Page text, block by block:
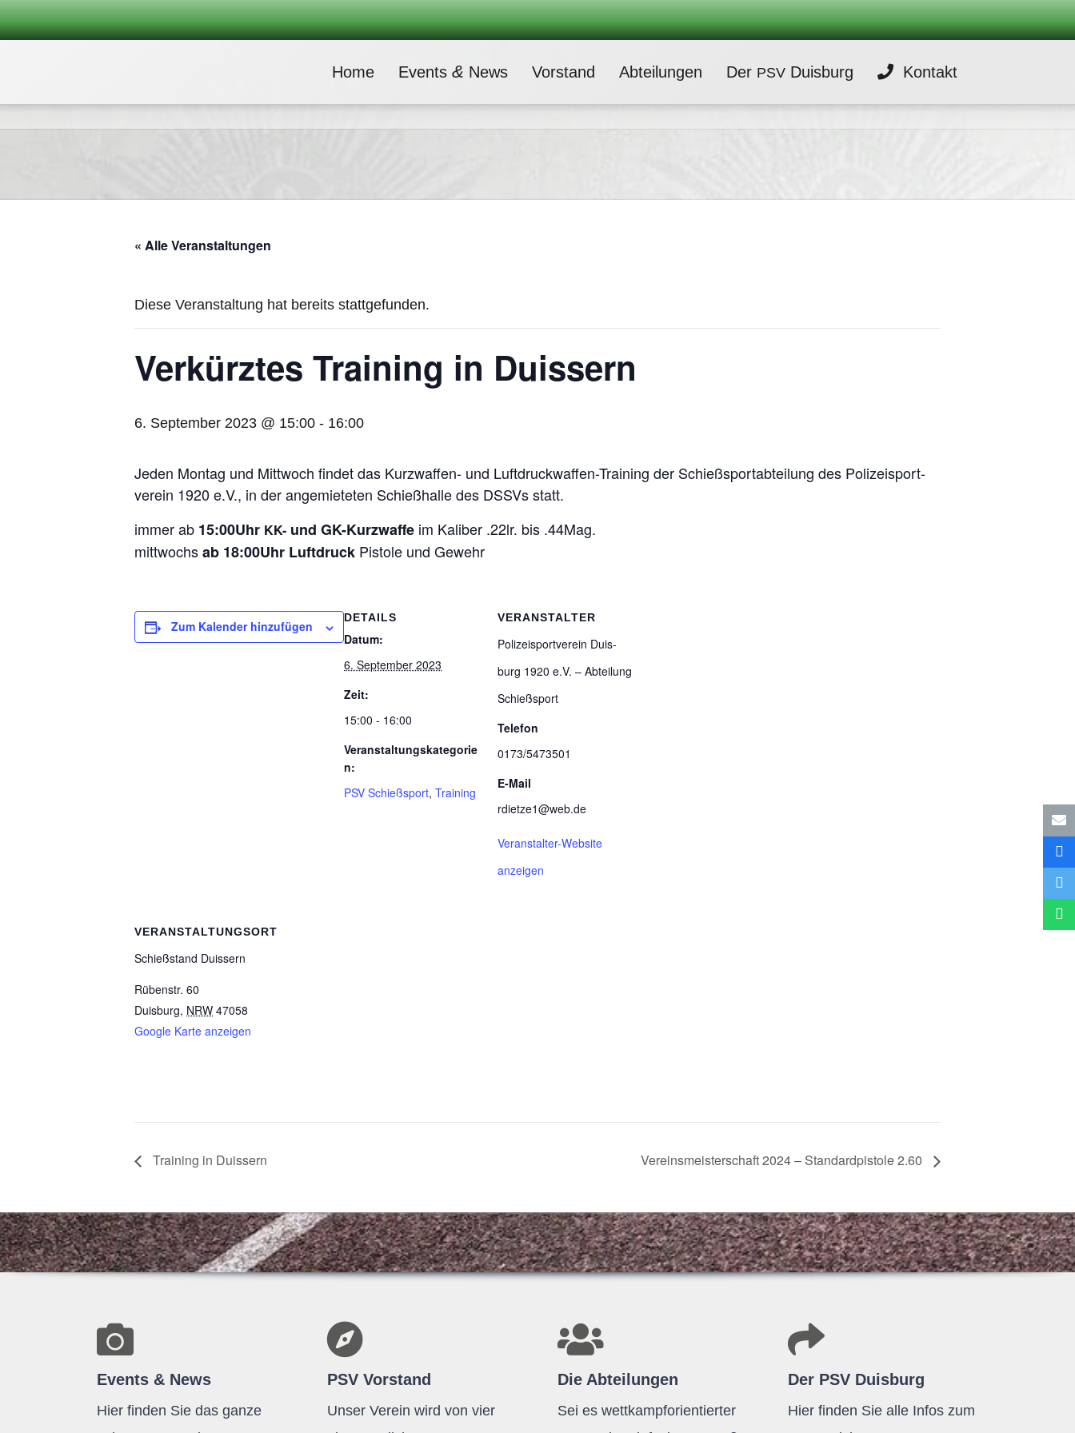
Home Events & News Vor­stand Abtei­lun­gen Der PSVDuisburg Kontakt
« Alle Veranstaltungen
Diese Veranstaltung hat bereits stattgefunden.
Ver­kürz­tes Trai­ning in Duissern
6. September 2023 @ 15:00 - 16:00
Jeden Mon­tag und Mitt­woch fin­det das Kurz­waf­fen- und Luft­druck­waf­fen-Trai­ning der Schieß­sport­ab­tei­lung des Poli­zei­sport­
ver­ein 1920 e.V., in der ange­mie­te­ten Schieß­halle des DSSVs statt.
immer ab 15:00Uhr KK- und GK-Kurz­waffe im Kali­ber .22lr. bis .44Mag.
mitt­wochsab 18:00Uhr Luft­druck Pis­tole und Gewehr
Zum Kalender hinzufügen
DETAILS
Datum:
6. September 2023
Zeit:
15:00 - 16:00
Veranstaltungskategorie
n:
PSV Schießsport, Training
VERANSTALTER
Poli­zei­sport­ver­ein Duis­
burg 1920 e.V. – Abtei­lung
Schießsport
Telefon
0173/5473501
E-Mail
rdietze1@web.de
Veranstalter-Website
anzeigen
VERANSTALTUNGSORT
Schieß­stand Duissern
Rübenstr. 60
Duisburg, NRW 47058
Google Karte anzeigen
Trai­ning in Duissern Ver­eins­meis­ter­schaft 2024 – Stan­dard­pis­tole 2.60
Events & News
Hier finden Sie das ganze
PSV Vorstand
Unser Verein wird von vier
Die Abteilungen
Sei es wettkampforientierter
Der PSV Duisburg
Hier finden Sie alle Infos zum